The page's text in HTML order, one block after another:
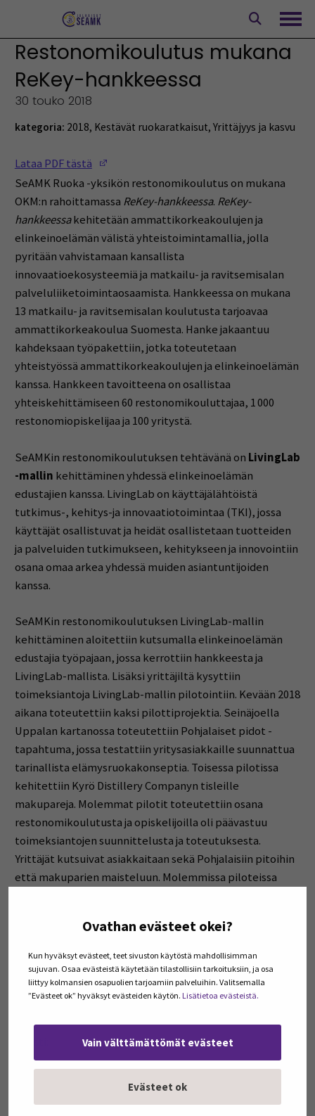
Ovathan evästeet okei?
Kun hyväksyt evästeet, teet sivuston käytöstä mahdollisimman
sujuvan. Osaa evästeistä käytetään tilastollisiin tarkoituksiin, ja osa
liittyy kolmansien osapuolien tarjoamiin palveluihin. Valitsemalla
”Evästeet ok” hyväksyt evästeiden käytön. Lisätietoa evästeistä.
Vain välttämättömät evästeet
Evästeet ok
Restonomikoulutus mukana
ReKey-hankkeessa
30 touko 2018
kategoria: 2018, Kestävät ruokaratkaisut, Yrittäjyys ja kasvu
Lataa PDF tästä
SeAMK Ruoka -yksikön restonomikoulutus on mukana
OKM:n rahoittamassa ReKey-hankkeessa. ReKey-
hankkeessakehitetään ammattikorkeakoulujen ja
elinkeinoelämän välistä yhteistoimintamallia, jolla
pyritään vahvistamaan kansallista
innovaatioekosysteemiä ja matkailu- ja ravitsemisalan
palveluliiketoimintaosaamista. Hankkeessa on mukana
13 matkailu- ja ravitsemisalan koulutusta tarjoavaa
ammattikorkeakoulua Suomesta. Hanke jakaantuu
kahdeksaan työpakettiin, jotka toteutetaan
yhteistyössä ammattikorkeakoulujen ja elinkeinoelämän
kanssa. Hankkeen tavoitteena on osallistaa
yhteiskehittämiseen 60 restonomikouluttajaa, 1 000
restonomiopiskelijaa ja 100 yritystä.
SeAMKin restonomikoulutuksen tehtävänä on LivingLab
-mallin kehittäminen yhdessä elinkeinoelämän
edustajien kanssa. LivingLab on käyttäjälähtöistä
tutkimus-, kehitys-ja innovaatiotoimintaa (TKI), jossa
käyttäjät osallistuvat ja heidät osallistetaan tuotteiden
ja palveluiden tutkimukseen, kehitykseen ja innovointiin
osana omaa arkea yhdessä muiden asiantuntijoiden
kanssa.
SeAMKin restonomikoulutuksen LivingLab-mallin
kehittäminen aloitettiin kutsumalla elinkeinoelämän
edustajia työpajaan, jossa kerrottiin hankkeesta ja
LivingLab-mallista. Lisäksi yrittäjiltä kysyttiin
toimeksiantoja LivingLab-mallin pilotointiin. Kevään 2018
aikana toteutettiin kaksi pilottiprojektia. Seinäjoella
Uppalan kartanossa toteutettiin Pohjalaiset pidot -
tapahtuma, jossa testattiin yritysasiakkaille suunnattua
tarinallista elämysruokakonseptia. Toisessa pilotissa
kehitettiin Kyrö Distillery Companyn tisleille
makupareja. Molemmat pilotit toteutettiin osana
restonomikoulutusta ja opiskelijoilla oli päävastuu
toimeksiantojen suunnittelusta ja toteutuksesta.
Yrittäjät kutsuivat asiakkaitaan sekä Pohjalaisiin pitoihin
että makuparien maisteluun. Molemmissa piloteissa
toimitetaan kooste yrittäjille, jota he voivat hyödyntää
tuotteidensa jatkokehittämisessä. Uusien
pilottiprojektien testaus, sekä restonomikoulutuksen
LivingLab-mallin ja digitaalisen alustan kehittäminen